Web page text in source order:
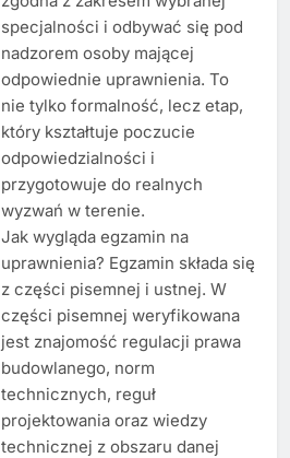
specjalności i odbywać się pod
nadzorem osoby mającej
odpowiednie uprawnienia. To
nie tylko formalność, lecz etap,
który kształtuje poczucie
odpowiedzialności i
przygotowuje do realnych
wyzwań w terenie.
Jak wygląda egzamin na
uprawnienia? Egzamin składa się
z części pisemnej i ustnej. W
części pisemnej weryfikowana
jest znajomość regulacji prawa
budowlanego, norm
technicznych, reguł
projektowania oraz wiedzy
technicznej z obszaru danej